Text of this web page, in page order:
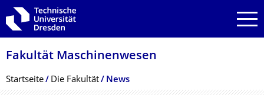
Zur Hauptnavigation springen
Zur Suche springen
Zum Inhalt springen
Fakultät Maschinenwesen
Breadcrumb-Menü
Startseite Die Fakultät News